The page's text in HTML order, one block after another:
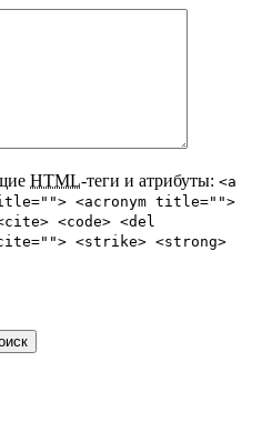
HTML-теги и атрибуты: <a
<acronym title="">
<code> <del
<strike> <strong>